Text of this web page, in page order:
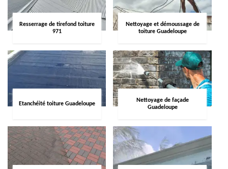
Resserrage de tirefond toiture
971
Nettoyage et démoussage de
toiture Guadeloupe
Etanchéité toiture Guadeloupe
Nettoyage de façade
Guadeloupe